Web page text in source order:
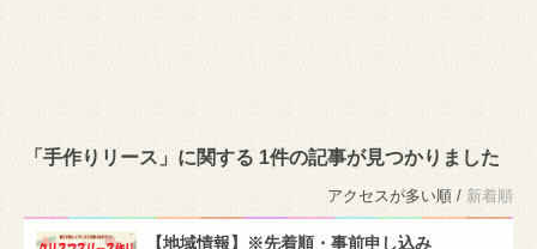
「手作りリース」に関する 1件の記事が見つかりました
アクセスが多い順 / 新着順
【地域情報】※先着順・事前申し込み